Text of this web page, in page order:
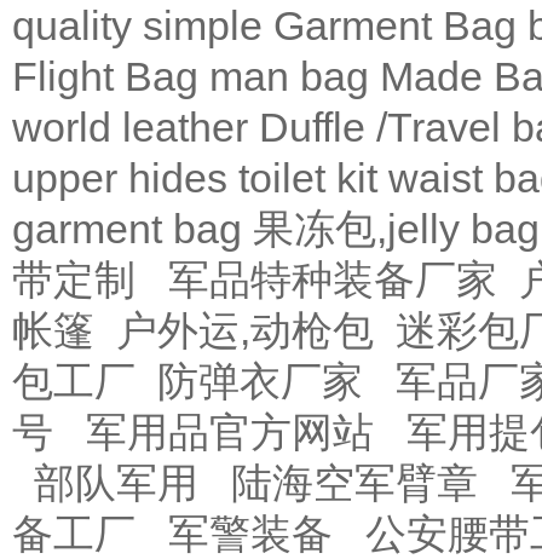
quality simple Garment Bag
Flight Bag man bag Made
world leather Duffle /Travel
upper hides toilet kit waist
garment bag 果冻包,jelly bag
带定制
军品特种装备厂家
帐篷
户外运,动枪包 迷彩包
包工厂
防弹衣厂家
军品厂
号
军用品官方网站
军用提
部队军用
陆海空军臂章
备工厂
军警装备
公安腰带